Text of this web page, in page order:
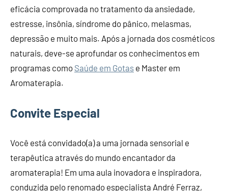
eficácia comprovada no tratamento da ansiedade,
estresse, insônia, síndrome do pânico, melasmas,
depressão e muito mais. Após a jornada dos cosméticos
naturais, deve-se aprofundar os conhecimentos em
programas como Saúde em Gotas e Master em
Aromaterapia.
Convite Especial
Você está convidado(a) a uma jornada sensorial e
terapêutica através do mundo encantador da
aromaterapia! Em uma aula inovadora e inspiradora,
conduzida pelo renomado especialista André Ferraz,